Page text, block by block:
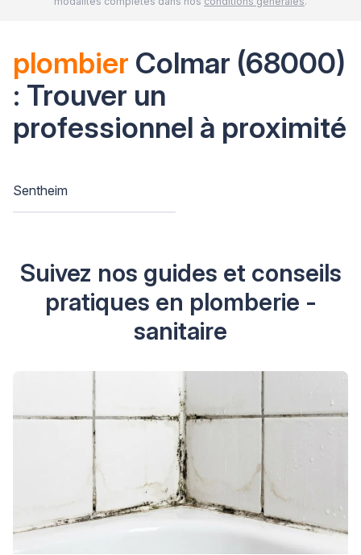
plombier Colmar (68000)
: Trouver un
professionnel à proximité
Sentheim
Suivez nos guides et conseils
pratiques en plomberie -
sanitaire